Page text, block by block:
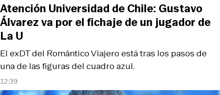
12:39
El exDT del Romántico Viajero está tras los pasos de
una de las figuras del cuadro azul.
Atención Universidad de Chile: Gustavo
Álvarez va por el fichaje de un jugador de
La U